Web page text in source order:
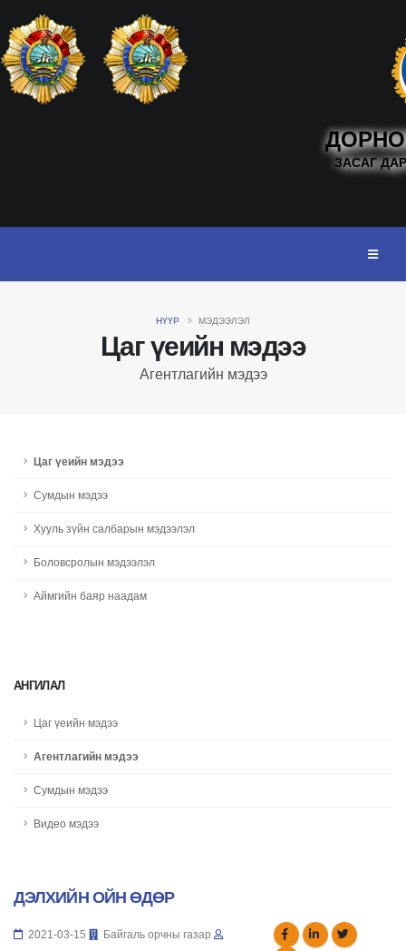
ЗАСАГ
Цаг үеийн мэдээ
Агентлагийн мэдээ
НҮҮР МЭДЭЭЛЭЛ
Цаг үеийн мэдээ
Сумдын мэдээ
Хууль зүйн салбарын мэдээлэл
Боловсролын мэдээлэл
Аймгийн баяр наадам
АНГИЛАЛ
Цаг үеийн мэдээ
Агентлагийн мэдээ
Сумдын мэдээ
Видео мэдээ
ДЭЛХИЙН ОЙН ӨДӨР
2021-03-15
Байгаль орчны газар